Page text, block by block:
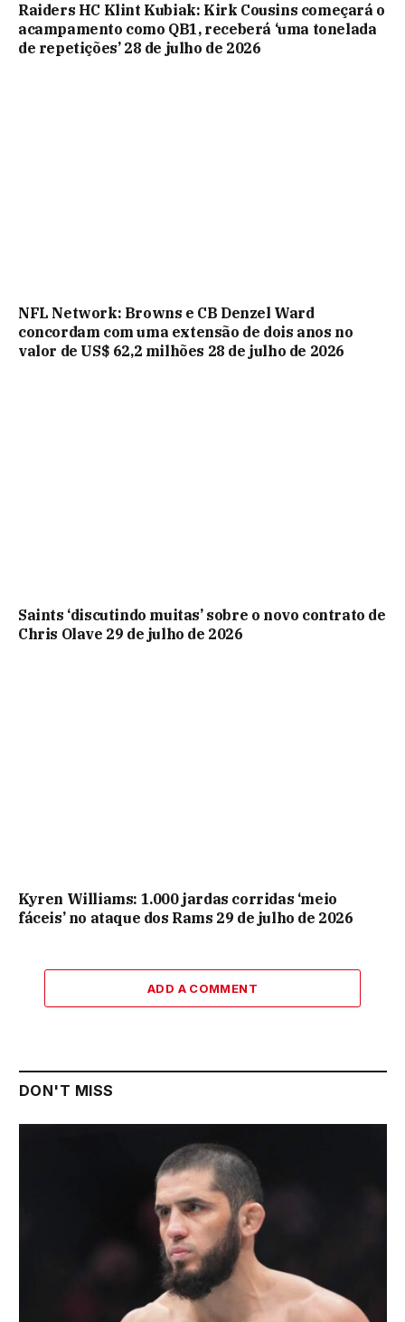
Raiders HC Klint Kubiak: Kirk Cousins ​​​​começará o
acampamento como QB1, receberá ‘uma tonelada
de repetições’ 28 de julho de 2026
NFL Network: Browns e CB Denzel Ward
concordam com uma extensão de dois anos no
valor de US$ 62,2 milhões 28 de julho de 2026
Saints ‘discutindo muitas’ sobre o novo contrato de
Chris Olave 29 de julho de 2026
Kyren Williams: 1.000 jardas corridas ‘meio
fáceis’ no ataque dos Rams 29 de julho de 2026
ADD A COMMENT
DON'T MISS